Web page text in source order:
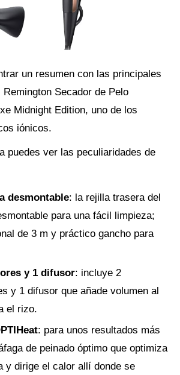
un resumen con las principales
Secador de Pelo
Midnight Edition, uno de los
iónicos.
puedes ver las peculiaridades de
desmontable: la rejilla trasera del
para una fácil limpieza;
de 3 m y práctico gancho para
y 1 difusor: incluye 2
y 1 difusor que añade volumen al
el rizo.
: para unos resultados más
de peinado óptimo que optimiza
y dirige el calor allí donde se